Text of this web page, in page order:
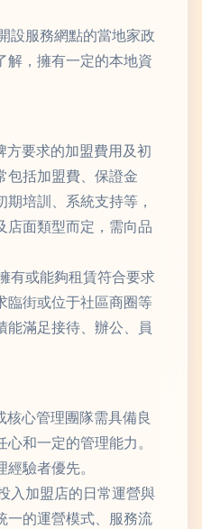
設服務網點的當地家政
解，擁有一定的本地資
方要求的加盟費用及初
包括加盟費、保證金
培訓、系統支持等，
店面類型而定，需向品
有或能夠租賃符合要求
臨街或位于社區商圈等
能滿足接待、辦公、員
核心管理團隊需具備良
和一定的管理能力。
驗者優先。
入加盟店的日常運營與
一的運營模式、服務流